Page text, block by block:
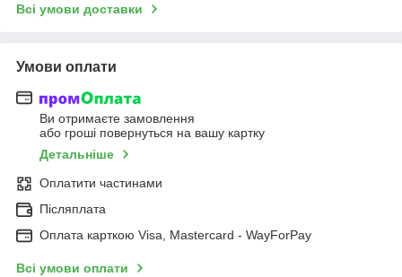
Всі умови доставки
Умови оплати
Ви отримаєте замовлення
або гроші повернуться на вашу картку
Детальніше
Оплатити частинами
Післяплата
Оплата карткою Visa, Mastercard - WayForPay
Всі умови оплати